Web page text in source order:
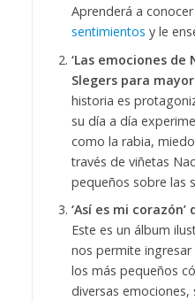
Aprenderá a conocer
sentimientos y le
‘Las emociones de
Slegers para
historia es
su día a día
como la rabia,
través de viñetas
pequeños sobre las
‘Así es mi corazón’
Este es un álbum
nos permite
los más pequeños
diversas